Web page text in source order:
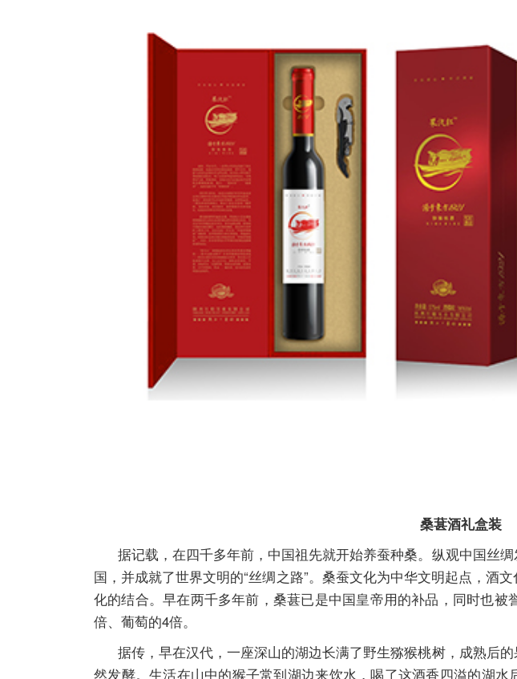
桑葚酒礼盒装
据记载，在四千多年前，中国祖先就开始养蚕种桑。纵观中国丝
国，并成就了世界文明的“丝绸之路”。桑蚕文化为中华文明起点，酒
化的结合。早在两千多年前，桑葚已是中国皇帝用的补品，同时也被
倍、葡萄的4倍。
据传，早在汉代，一座深山的湖边长满了野生猕猴桃树，成熟后
然发酵。生活在山中的猴子常到湖边来饮水，喝了这酒香四溢的湖